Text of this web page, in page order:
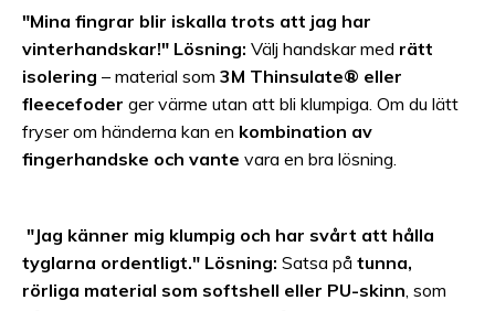
"Mina fingrar blir iskalla trots att jag har
vinterhandskar!" Lösning: Välj handskar med rätt
isolering – material som 3M Thinsulate® eller
fleecefoder ger värme utan att bli klumpiga. Om du lätt
fryser om händerna kan en kombination av
fingerhandske och vante vara en bra lösning.
"Jag känner mig klumpig och har svårt att hålla
tyglarna ordentligt." Lösning: Satsa på tunna,
rörliga material som softshell eller PU-skinn, som